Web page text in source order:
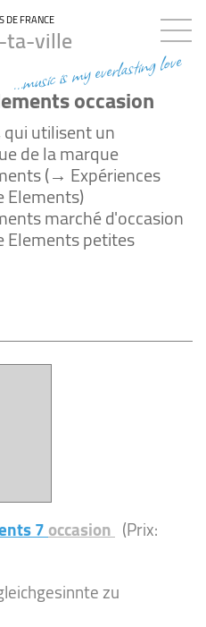
DE FRANCE
ville
...music is my everlasting love
occasion
utilisent un
de la marque
(→ Expériences
Elements)
marché d'occasion
Elements petites
7occasion (Prix:
zu